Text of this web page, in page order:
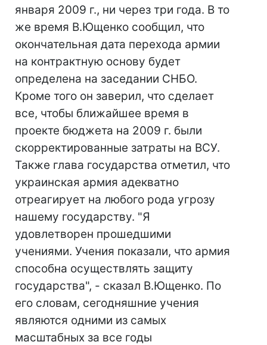
января 2009 г., ни через три года. В то
же время В.Ющенко сообщил, что
окончательная дата перехода армии
на контрактную основу будет
определена на заседании СНБО.
Кроме того он заверил, что сделает
все, чтобы ближайшее время в
проекте бюджета на 2009 г. были
скорректированные затраты на ВСУ.
Также глава государства отметил, что
украинская армия адекватно
отреагирует на любого рода угрозу
нашему государству. "Я
удовлетворен прошедшими
учениями. Учения показали, что армия
способна осуществлять защиту
государства", - сказал В.Ющенко. По
его словам, сегодняшние учения
являются одними из самых
масштабных за все годы